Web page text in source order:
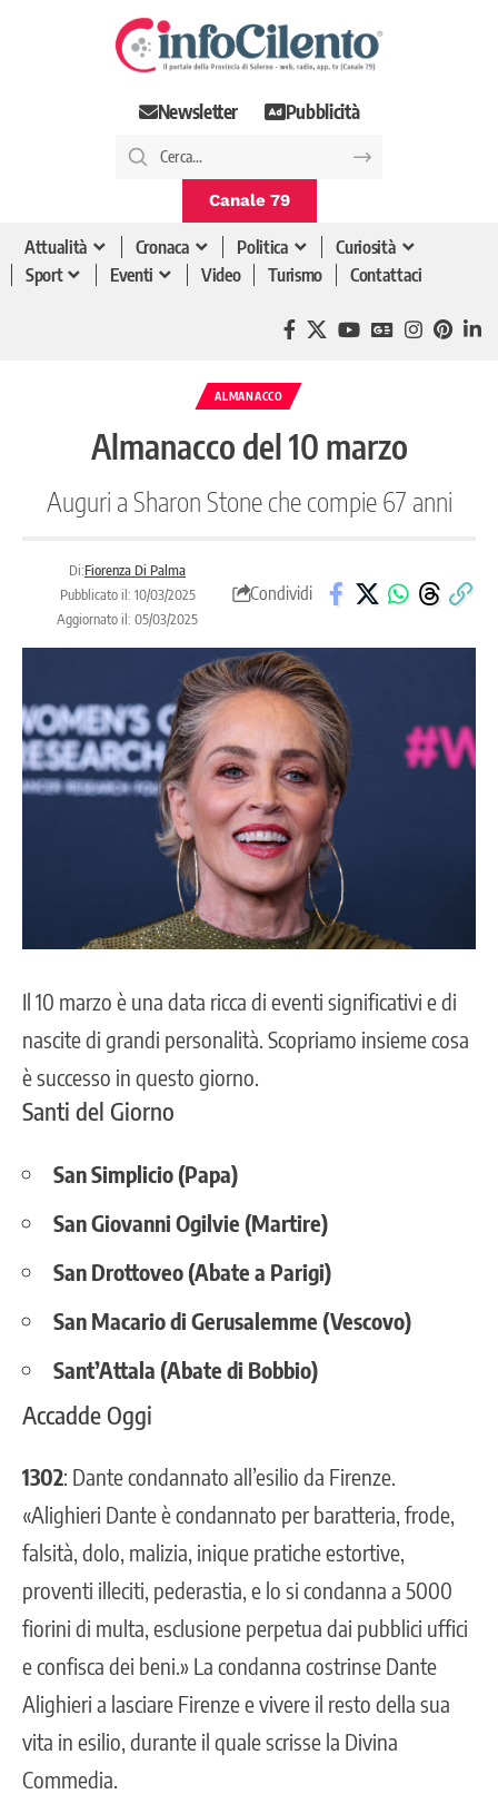
Newsletter Pubblicità
Canale 79
Attualità Cronaca Politica
Curiosità
Sport
Eventi Video Turismo Contattaci
ALMANACCO
Almanacco del 10 marzo
Auguri a Sharon Stone che compie 67 anni
Di:Fiorenza Di Palma
Pubblicato il: 10/03/2025
Aggiornato il: 05/03/2025
Condividi
Il 10 marzo è una data ricca di eventi significativi e di
nascite di grandi personalità. Scopriamo insieme cosa
è successo in questo giorno.
Santi del Giorno
San Simplicio (Papa)
San Giovanni Ogilvie (Martire)
San Drottoveo (Abate a Parigi)
San Macario di Gerusalemme (Vescovo)
Sant’Attala (Abate di Bobbio)
Accadde Oggi
1302: Dante condannato all’esilio da Firenze.
«Alighieri Dante è condannato per baratteria, frode,
falsità, dolo, malizia, inique pratiche estortive,
proventi illeciti, pederastia, e lo si condanna a 5000
fiorini di multa, esclusione perpetua dai pubblici uffici
e confisca dei beni.» La condanna costrinse Dante
Alighieri a lasciare Firenze e vivere il resto della sua
vita in esilio, durante il quale scrisse la Divina
Commedia.